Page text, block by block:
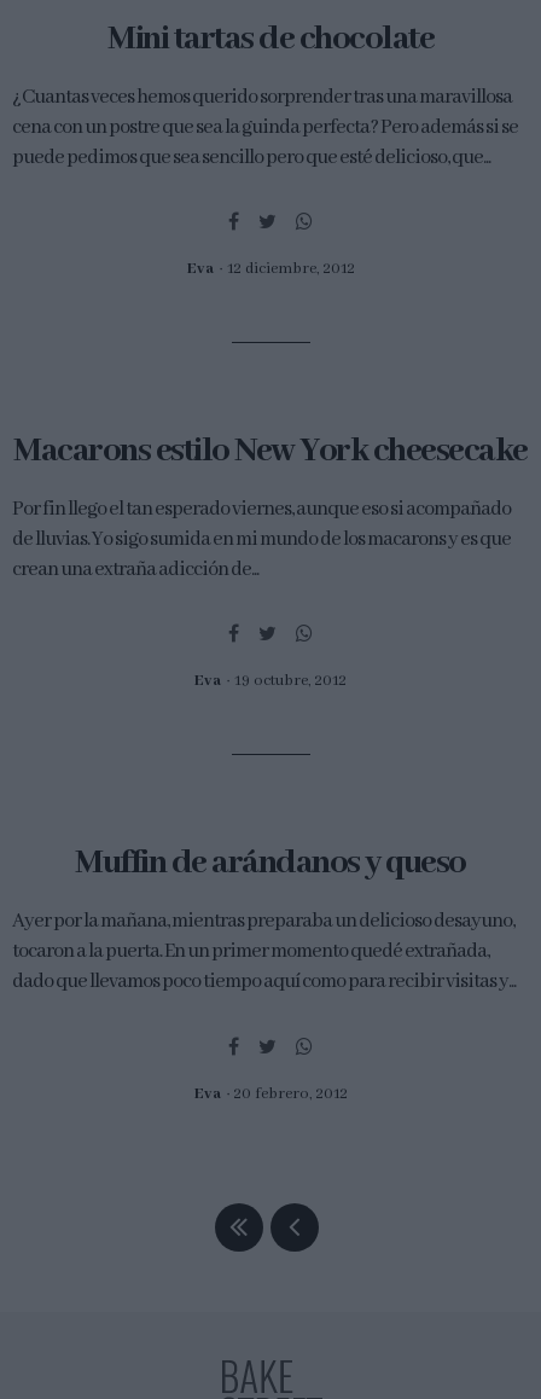
Mini tartas de chocolate
¿Cuantas veces hemos querido sorprender tras una maravillosa
cena con un postre que sea la guinda perfecta? Pero además si se
puede pedimos que sea sencillo pero que esté delicioso, que...
Eva 12 diciembre, 2012
Macarons estilo New York cheesecake
Por fin llego el tan esperado viernes, aunque eso si acompañado
de lluvias. Yo sigo sumida en mi mundo de los macarons y es que
crean una extraña adicción de...
Eva 19 octubre, 2012
Muffin de arándanos y queso
Ayer por la mañana, mientras preparaba un delicioso desayuno,
tocaron a la puerta. En un primer momento quedé extrañada,
dado que llevamos poco tiempo aquí como para recibir visitas y...
Eva 20 febrero, 2012